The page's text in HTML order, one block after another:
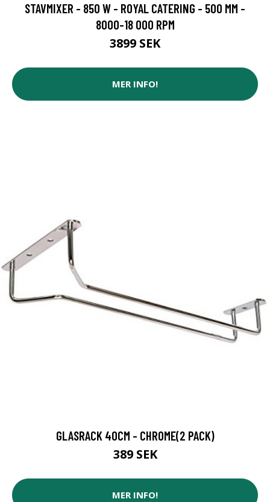
STAVMIXER - 850 W - ROYAL CATERING - 500 MM -
8000-18 000 RPM
3899 SEK
MER INFO!
GLASRACK 40CM - CHROME(2 PACK)
389 SEK
MER INFO!